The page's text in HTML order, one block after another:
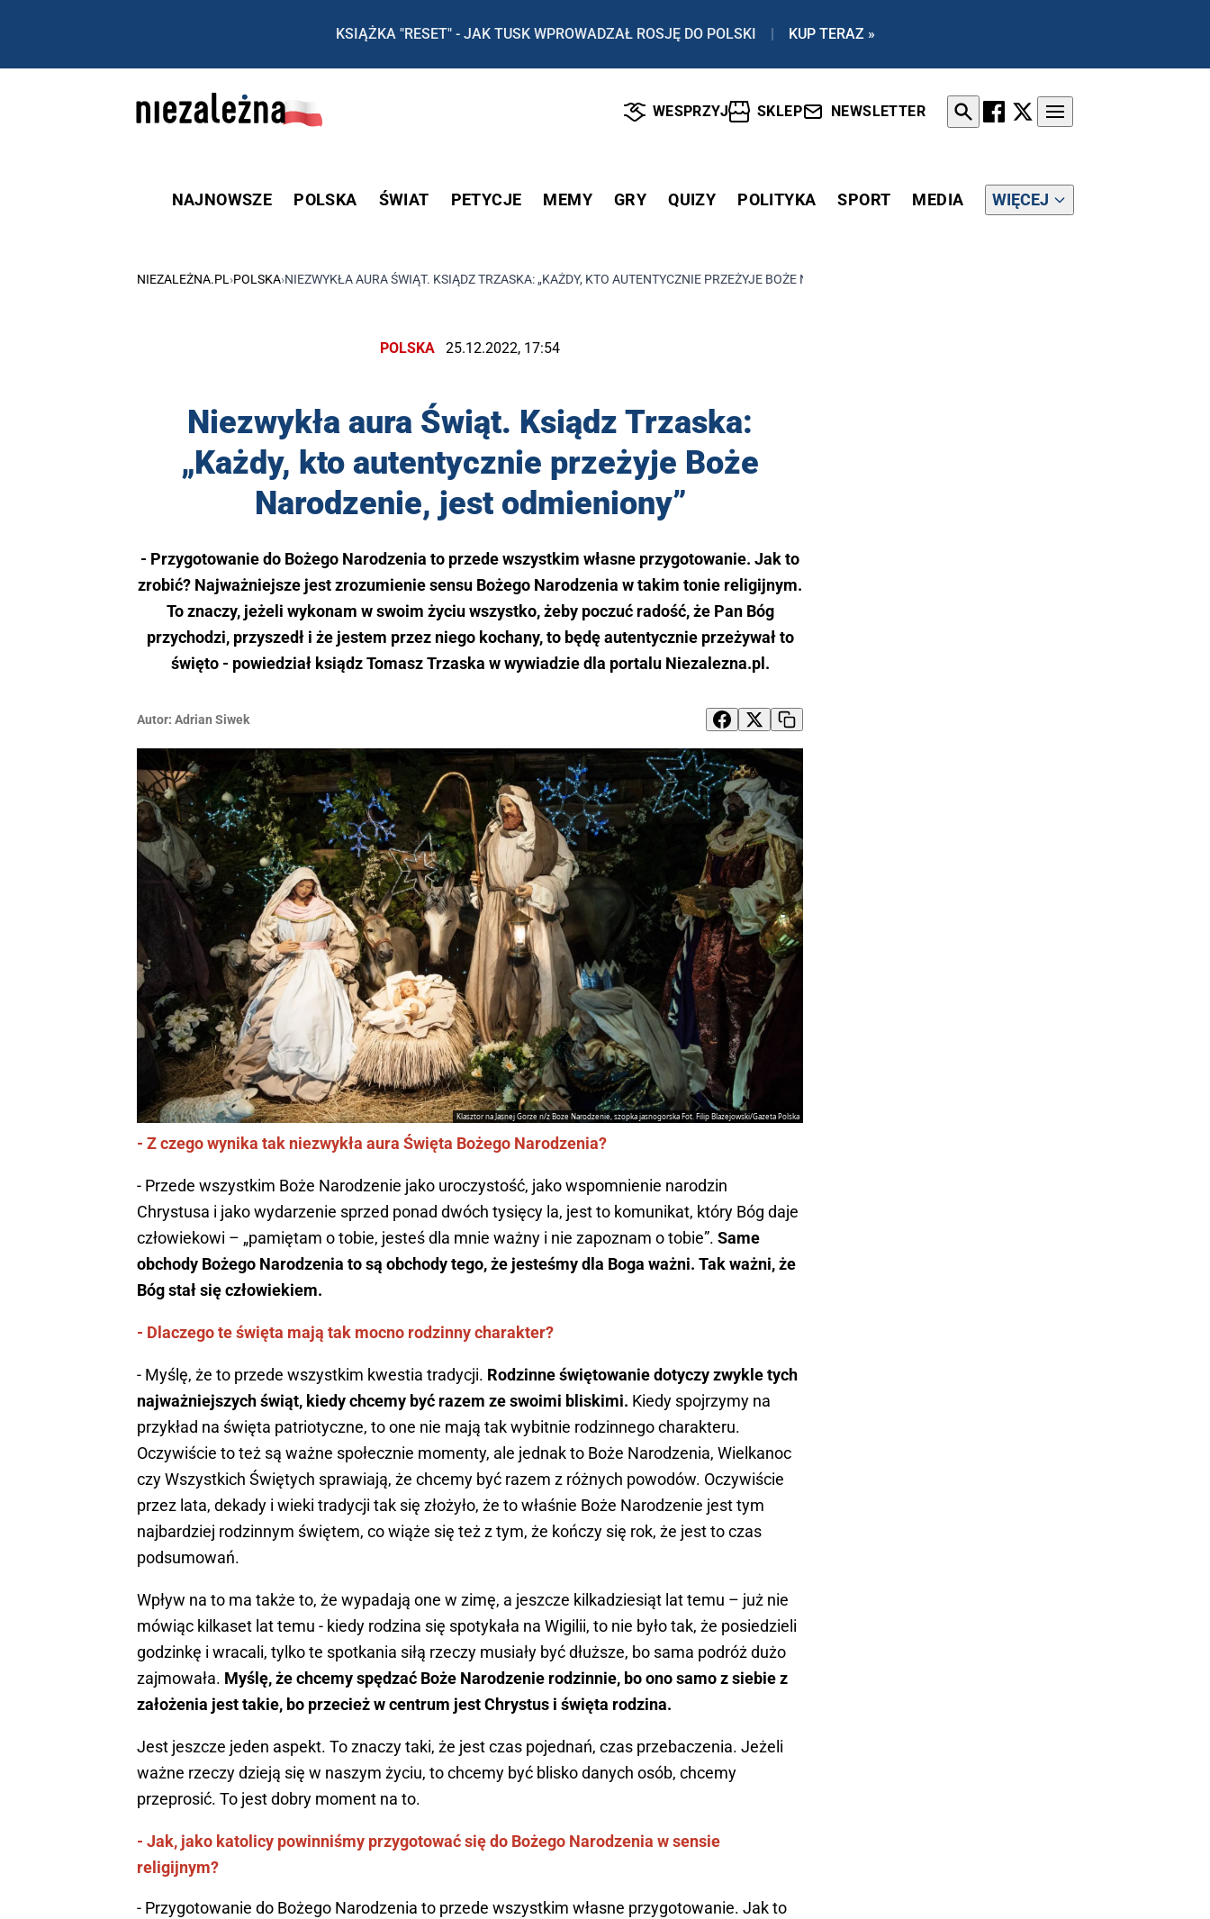
KSIĄŻKA "RESET" - JAK TUSK WPROWADZAŁ ROSJĘ DO POLSKI | KUP TERAZ »
WESPRZYJ SKLEP NEWSLETTER
NAJNOWSZE POLSKA ŚWIAT PETYCJE MEMY GRY QUIZY POLITYKA SPORT MEDIA WIĘCEJ
NIEZALEŻNA.PL ›POLSKA›NIEZWYKŁA AURA ŚWIĄT. KSIĄDZ TRZASKA: „KAŻDY, KTO AUTENTYCZNIE PRZEŻYJE BOŻE NARODZENIE, JEST ODMIENIONY”
POLSKA 25.12.2022, 17:54
Niezwykła aura Świąt. Ksiądz Trzaska:
„Każdy, kto autentycznie przeżyje Boże
Narodzenie, jest odmieniony”
- Przygotowanie do Bożego Narodzenia to przede wszystkim własne przygotowanie. Jak to
zrobić? Najważniejsze jest zrozumienie sensu Bożego Narodzenia w takim tonie religijnym.
To znaczy, jeżeli wykonam w swoim życiu wszystko, żeby poczuć radość, że Pan Bóg
przychodzi, przyszedł i że jestem przez niego kochany, to będę autentycznie przeżywał to
święto - powiedział ksiądz Tomasz Trzaska w wywiadzie dla portalu Niezalezna.pl.
Autor: Adrian Siwek
Klasztor na Jasnej Gorze n/z Boze Narodzenie, szopka jasnogorska Fot. Filip Blazejowski/Gazeta Polska
- Z czego wynika tak niezwykła aura Święta Bożego Narodzenia?
- Przede wszystkim Boże Narodzenie jako uroczystość, jako wspomnienie narodzin
Chrystusa i jako wydarzenie sprzed ponad dwóch tysięcy la, jest to komunikat, który Bóg daje
człowiekowi – „pamiętam o tobie, jesteś dla mnie ważny i nie zapoznam o tobie”. Same
obchody Bożego Narodzenia to są obchody tego, że jesteśmy dla Boga ważni. Tak ważni, że
Bóg stał się człowiekiem.
- Dlaczego te święta mają tak mocno rodzinny charakter?
- Myślę, że to przede wszystkim kwestia tradycji. Rodzinne świętowanie dotyczy zwykle tych
najważniejszych świąt, kiedy chcemy być razem ze swoimi bliskimi. Kiedy spojrzymy na
przykład na święta patriotyczne, to one nie mają tak wybitnie rodzinnego charakteru.
Oczywiście to też są ważne społecznie momenty, ale jednak to Boże Narodzenia, Wielkanoc
czy Wszystkich Świętych sprawiają, że chcemy być razem z różnych powodów. Oczywiście
przez lata, dekady i wieki tradycji tak się złożyło, że to właśnie Boże Narodzenie jest tym
najbardziej rodzinnym świętem, co wiąże się też z tym, że kończy się rok, że jest to czas
podsumowań.
Wpływ na to ma także to, że wypadają one w zimę, a jeszcze kilkadziesiąt lat temu – już nie
mówiąc kilkaset lat temu - kiedy rodzina się spotykała na Wigilii, to nie było tak, że posiedzieli
godzinkę i wracali, tylko te spotkania siłą rzeczy musiały być dłuższe, bo sama podróż dużo
zajmowała. Myślę, że chcemy spędzać Boże Narodzenie rodzinnie, bo ono samo z siebie z
założenia jest takie, bo przecież w centrum jest Chrystus i święta rodzina.
Jest jeszcze jeden aspekt. To znaczy taki, że jest czas pojednań, czas przebaczenia. Jeżeli
ważne rzeczy dzieją się w naszym życiu, to chcemy być blisko danych osób, chcemy
przeprosić. To jest dobry moment na to.
- Jak, jako katolicy powinniśmy przygotować się do Bożego Narodzenia w sensie
religijnym?
- Przygotowanie do Bożego Narodzenia to przede wszystkim własne przygotowanie. Jak to